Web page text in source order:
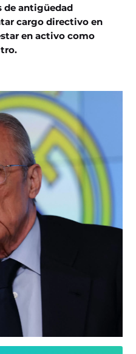
de antigüedad
cargo directivo en
en activo como